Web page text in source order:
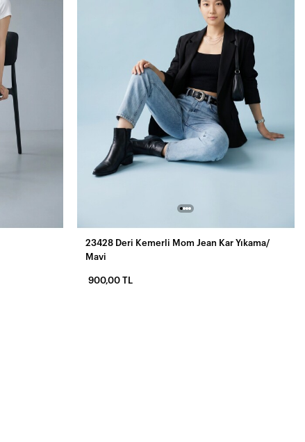
23428 Deri Kemerli Mom Jean Kar Yıkama/
Mavi
900,00 TL